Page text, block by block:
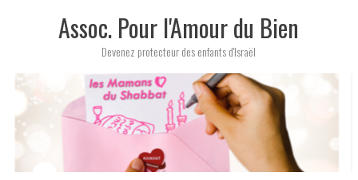
Assoc. Pour l'Amour du Bien
Devenez protecteur des enfants d'Israël